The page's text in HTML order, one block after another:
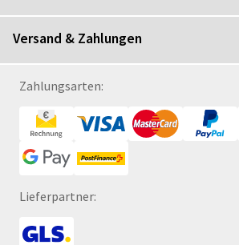
Versand & Zahlungen
Zahlungsarten:
Lieferpartner: